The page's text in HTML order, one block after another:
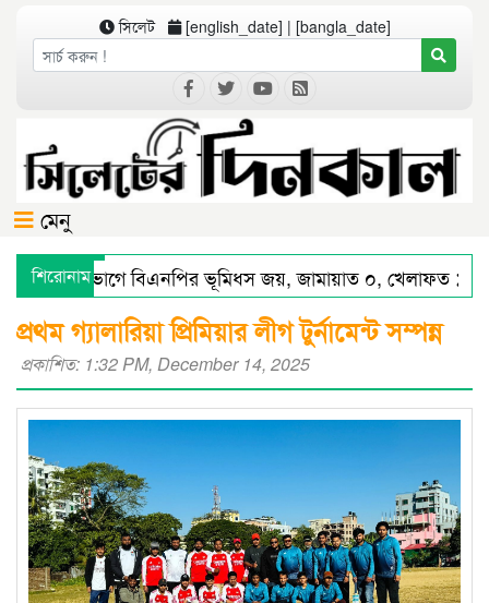
সিলেট [english_date] | [bangla_date]
মেনু
শিরোনাম
সিলেট বিভাগে বিএনপির ভূমিধস জয়, জামায়াত ০, খেলাফত ১
সিলেটে স্মার্ট পুলিশিংয়ে আইন-শৃঙ্খলায় স্বস্তি : শ’ত দিনে
প্রথম গ্যালারিয়া প্রিমিয়ার লীগ টুর্নামেন্ট সম্পন্ন
প্রকাশিত: 1:32 PM, December 14, 2025